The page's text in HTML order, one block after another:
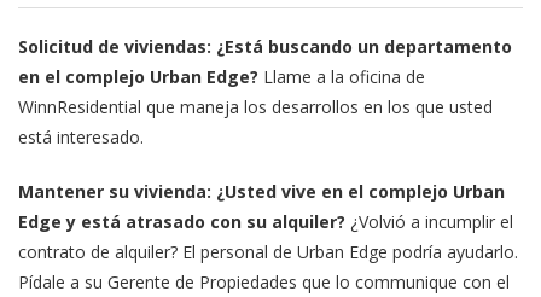
Solicitud de viviendas: ¿Está buscando un departamento
en el complejo Urban Edge? Llame a la oficina de
WinnResidential que maneja los desarrollos en los que usted
está interesado.
Mantener su vivienda: ¿Usted vive en el complejo Urban
Edge y está atrasado con su alquiler? ¿Volvió a incumplir el
contrato de alquiler? El personal de Urban Edge podría ayudarlo.
Pídale a su Gerente de Propiedades que lo communique con el